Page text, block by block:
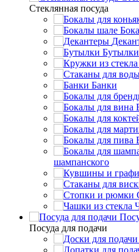
Стеклянная посуда
Бутылки
Банки
шампанского
Посуда для подачи